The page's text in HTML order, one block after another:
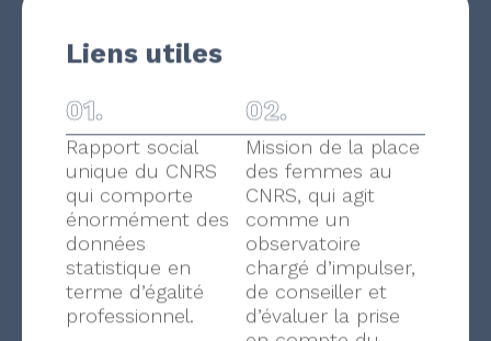
Liens utiles
01.
Rapport social
unique du CNRS
qui comporte
énormément des
données
statistique en
terme d’égalité
professionnel.
02.
Mission de la place
des femmes au
CNRS, qui agit
comme un
observatoire
chargé d’impulser,
de conseiller et
d’évaluer la prise
en compte du